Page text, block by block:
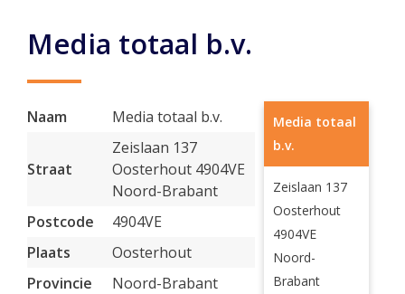
Media totaal b.v.
Naam Media totaal b.v.
Straat
Zeislaan 137
Oosterhout 4904VE
Noord-Brabant
Postcode
4904VE
Plaats
Oosterhout
Provincie
Noord-Brabant
Media totaal
b.v.
Zeislaan 137
Oosterhout
4904VE
Noord-
Brabant